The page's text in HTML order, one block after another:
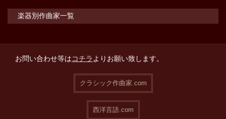
楽器別作曲家一覧
お問い合わせ等はコチラよりお願い致します。
クラシック作曲家.com
西洋言語.com